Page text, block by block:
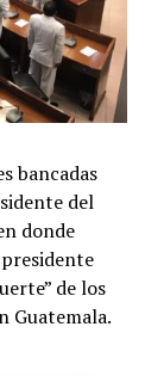
bancadas
del
donde
de los
Guatemala.